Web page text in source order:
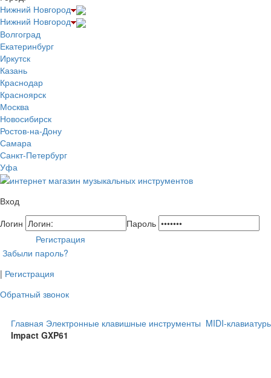
Нижний Новгород
Нижний Новгород
Волгоград
Екатеринбург
Иркутск
Казань
Краснодар
Красноярск
Москва
Новосибирск
Ростов-на-Дону
Самара
Санкт-Петербург
Уфа
Вход
Логин
Пароль
Регистрация
Забыли пароль?
| Регистрация
Обратный звонок
Главная Электронные клавишные инструменты MIDI-
Impact GXP61